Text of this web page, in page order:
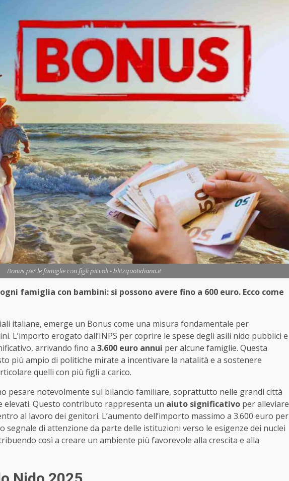
Bonus per le famiglie con figli piccoli - blitzquotidiano.it
famiglia con bambini: si possono avere fino a 600 euro. Ecco come
italiane, emerge un Bonus come una misura fondamentale per
L’importo erogato dall’INPS per coprire le spese degli asili nido pubblici e
arrivando fino a 3.600 euro annui per alcune famiglie. Questa
più ampio di politiche mirate a incentivare la natalità e a sostenere
quelli con più figli a carico.
pesare notevolmente sul bilancio familiare, soprattutto nelle grandi città
elevati. Questo contributo rappresenta un aiuto significativo per alleviare
al lavoro dei genitori. L’aumento dell’importo massimo a 3.600 euro per
segnale di attenzione da parte delle istituzioni verso le esigenze dei nuclei
così a creare un ambiente più favorevole alla crescita e alla